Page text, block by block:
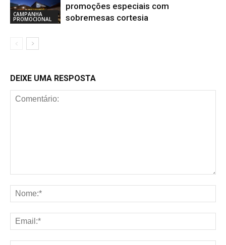
CAMPANHA
PROMOCIONAL
promoções especiais com
sobremesas cortesia
DEIXE UMA RESPOSTA